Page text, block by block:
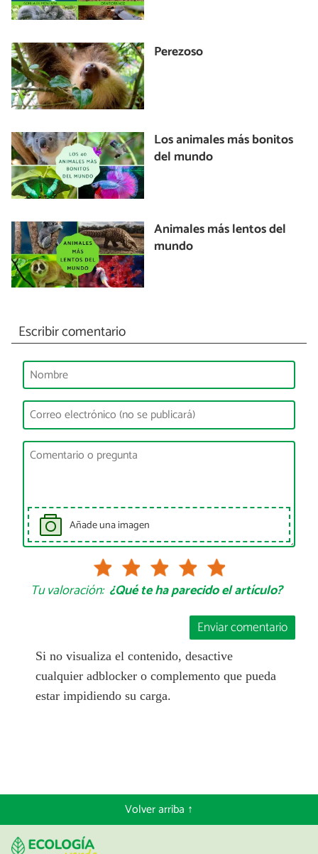
Perezoso
Los animales más bonitos
del mundo
Animales más lentos del
mundo
Escribir comentario
Añade una imagen
Tu valoración: ¿Qué te ha parecido el artículo?
Enviar comentario
Si no visualiza el contenido, desactive
cualquier adblocker o complemento que pueda
estar impidiendo su carga.
Volver arriba ↑